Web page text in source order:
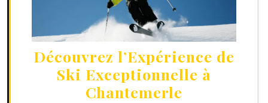
Découvrez l’Expérience de
Ski Exceptionnelle à
Chantemerle